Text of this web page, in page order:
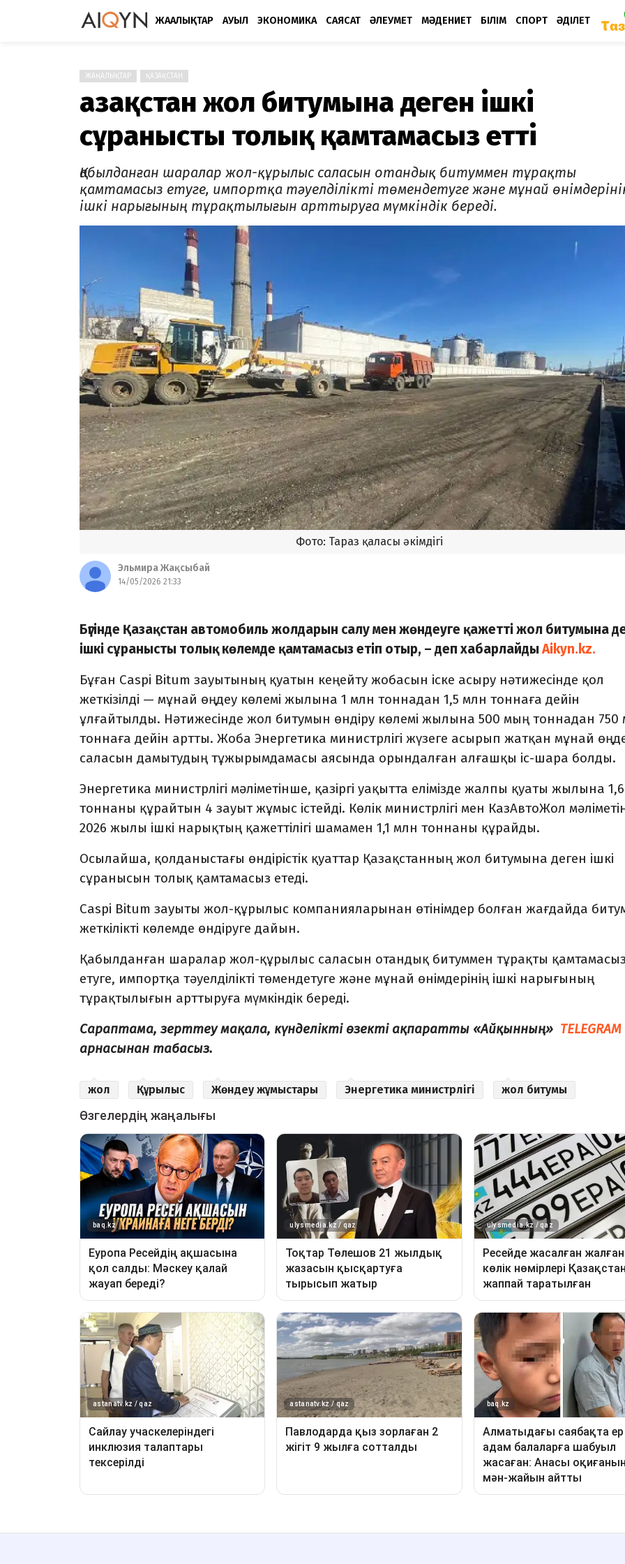
ЖАҢАЛЫҚТАР АУЫЛ ЭКОНОМИКА САЯСАТ ӘЛЕУМЕТ МӘДЕНИЕТ БІЛІМ СПОРТ ӘДІЛЕТ
ЖАҢАЛЫҚТАР ҚАЗАҚСТАН
Қазақстан жол битумына деген ішкі
сұранысты толық қамтамасыз етті
Қабылданған шаралар жол-құрылыс саласын отандық битуммен тұрақты
қамтамасыз етуге, импортқа тәуелділікті төмендетуге және мұнай
ішкі нарығының тұрақтылығын арттыруға мүмкіндік береді.
Фото: Тараз қаласы әкімдігі
Эльмира Жақсыбай
14/05/2026 21:33
Бүгінде Қазақстан автомобиль жолдарын салу мен жөндеуге қажетті жол битумына
ішкі сұранысты толық көлемде қамтамасыз етіп отыр, – деп хабарлайдыAikyn.kz.
Бұған Caspi Bitum зауытының қуатын кеңейту жобасын іске асыру нәтижесінде қол
жеткізілді — мұнай өңдеу көлемі жылына 1 млн тоннадан 1,5 млн тоннаға дейін
ұлғайтылды. Нәтижесінде жол битумын өндіру көлемі жылына 500 мың тоннадан 750
тоннаға дейін артты. Жоба Энергетика министрлігі жүзеге асырып жатқан мұнай
саласын дамытудың тұжырымдамасы аясында орындалған алғашқы іс-шара болды.
Энергетика министрлігі мәліметінше, қазіргі уақытта елімізде жалпы қуаты жылына
тоннаны құрайтын 4 зауыт жұмыс істейді. Көлік министрлігі мен КазАвтоЖол
2026 жылы ішкі нарықтың қажеттілігі шамамен 1,1 млн тоннаны құрайды.
Осылайша, қолданыстағы өндірістік қуаттар Қазақстанның жол битумына деген ішкі
сұранысын толық қамтамасыз етеді.
Caspi Bitum зауыты жол-құрылыс компанияларынан өтінімдер болған жағдайда
жеткілікті көлемде өндіруге дайын.
Қабылданған шаралар жол-құрылыс саласын отандық битуммен тұрақты
етуге, импортқа тәуелділікті төмендетуге және мұнай өнімдерінің ішкі нарығының
тұрақтылығын арттыруға мүмкіндік береді.
Сараптама, зерттеу мақала, күнделікті өзекті ақпаратты «Айқынның» TELEGRAM
арнасынан табасыз.
жол Құрылыс Жөндеу жұмыстары Энергетика министрлігі жол битумы